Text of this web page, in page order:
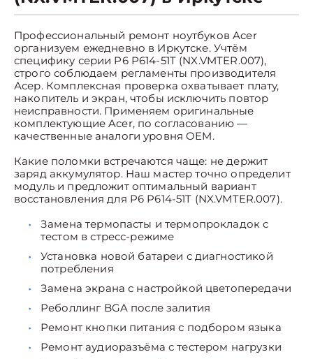
Профессиональный ремонт ноутбуков Acer
организуем ежедневно в Иркутске. Учтём
специфику серии P6 P614-51T (NX.VMTER.007),
строго соблюдаем регламенты производителя
Асер. Комплексная проверка охватывает плату,
накопитель и экран, чтобы исключить повтор
неисправности. Применяем оригинальные
комплектующие Acer, по согласованию —
качественные аналоги уровня OEM.
Какие поломки встречаются чаще: не держит
заряд аккумулятор. Наш мастер точно определит
модуль и предложит оптимальный вариант
восстановления для P6 P614-51T (NX.VMTER.007).
Замена термопасты и термопрокладок с
тестом в стресс-режиме
Установка новой батареи с диагностикой
потребления
Замена экрана с настройкой цветопередачи
Реболлинг BGA после залития
Ремонт кнопки питания с подбором языка
Ремонт аудиоразъёма с тестером нагрузки